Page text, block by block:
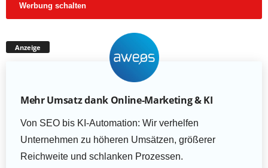
Werbung schalten
Anzeige
Mehr Umsatz dank Online-Marketing & KI
Von SEO bis KI-Automation: Wir verhelfen
Unternehmen zu höheren Umsätzen, größerer
Reichweite und schlanken Prozessen.